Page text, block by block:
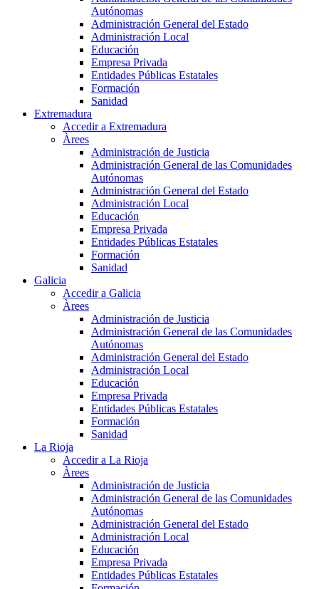
Autónomas
Administración General del Estado
Administración Local
Educación
Empresa Privada
Entidades Públicas Estatales
Formación
Sanidad
Extremadura
Accedir a Extremadura
Àrees
Administración de Justicia
Administración General de las Comunidades
Autónomas
Administración General del Estado
Administración Local
Educación
Empresa Privada
Entidades Públicas Estatales
Formación
Sanidad
Galicia
Accedir a Galicia
Àrees
Administración de Justicia
Administración General de las Comunidades
Autónomas
Administración General del Estado
Administración Local
Educación
Empresa Privada
Entidades Públicas Estatales
Formación
Sanidad
La Rioja
Accedir a La Rioja
Àrees
Administración de Justicia
Administración General de las Comunidades
Autónomas
Administración General del Estado
Administración Local
Educación
Empresa Privada
Entidades Públicas Estatales